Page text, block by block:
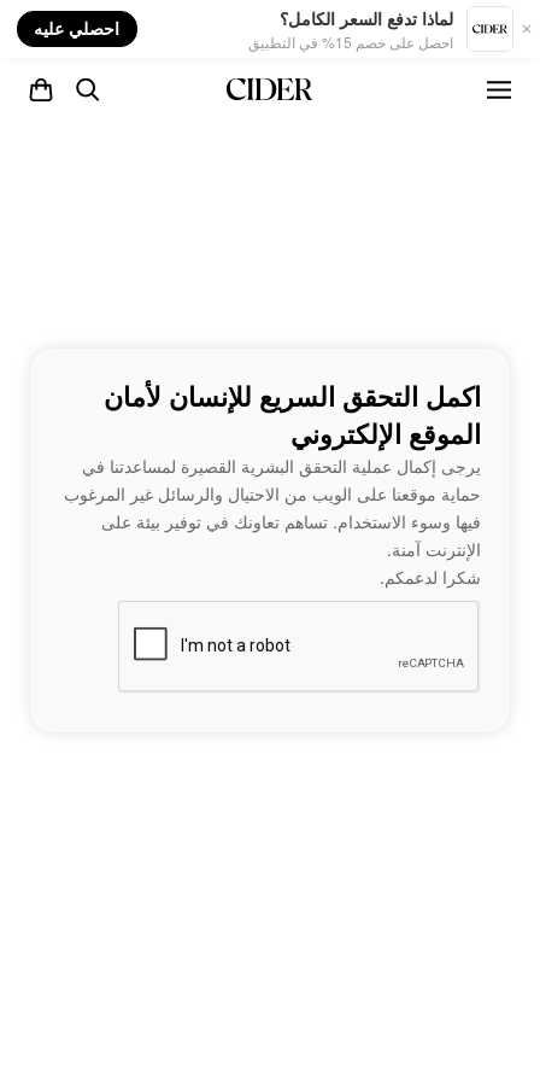
لماذا تدفع السعر الكامل؟
احصل على خصم 15% في التطبيق
احصلي عليه
اكمل التحقق السريع للإنسان لأمان
الموقع الإلكتروني
يرجى إكمال عملية التحقق البشرية القصيرة لمساعدتنا في
حماية موقعنا على الويب من الاحتيال والرسائل غير المرغوب
فيها وسوء الاستخدام. تساهم تعاونك في توفير بيئة على
الإنترنت آمنة.
شكرا لدعمكم.